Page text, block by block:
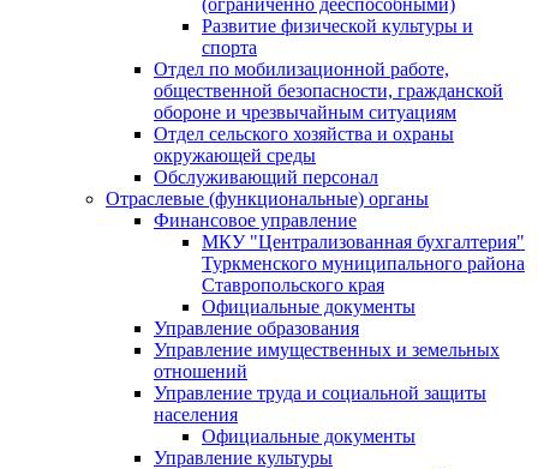
(ограниченно дееспособными)
Развитие физической культуры и
спорта
Отдел по мобилизационной работе,
общественной безопасности, гражданской
оборонe и чрезвычайным ситуациям
Отдел сельского хозяйства и охраны
окружающей среды
Обслуживающий персонал
Отраслевые (функциональные) органы
Финансовое управление
МКУ "Централизованная бухгалтерия"
Туркменского муниципального района
Ставропольского края
Официальные документы
Управление образования
Управление имущественных и земельных
отношений
Управление труда и социальной защиты
населения
Официальные документы
Управление культуры